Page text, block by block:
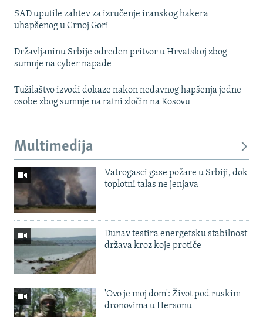
SAD uputile zahtev za izručenje iranskog hakera
uhapšenog u Crnoj Gori
Državljaninu Srbije određen pritvor u Hrvatskoj zbog
sumnje na cyber napade
Tužilaštvo izvodi dokaze nakon nedavnog hapšenja jedne
osobe zbog sumnje na ratni zločin na Kosovu
Multimedija
Vatrogasci gase požare u Srbiji, dok
toplotni talas ne jenjava
Dunav testira energetsku stabilnost
država kroz koje protiče
'Ovo je moj dom': Život pod ruskim
dronovima u Hersonu